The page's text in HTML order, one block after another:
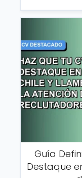
Guía
Destaque